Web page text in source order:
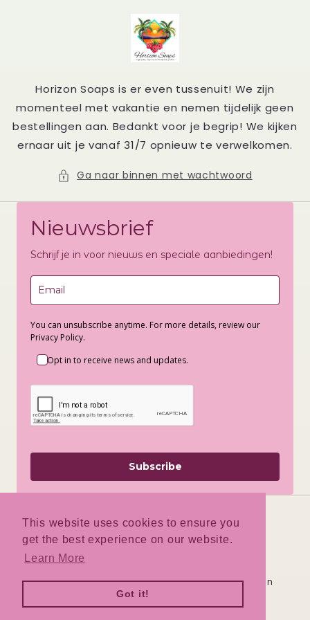
This website uses cookies to ensure you
get the best experience on our website.
Learn More
Got it!
Horizon Soaps is er even tussenuit! We zijn
momenteel met vakantie en nemen tijdelijk geen
bestellingen aan. Bedankt voor je begrip! We kijken
ernaar uit je vanaf 31/7 opnieuw te verwelkomen.
Ga naar binnen met wachtwoord
Nieuwsbrief
Schrijf je in voor nieuws en speciale aanbiedingen!
You can unsubscribe anytime. For more details, review our
Privacy Policy.
Opt in to receive news and updates.
Subscribe
FacebookInstagram
TikTok
Deze winkel wordt door
aangedreven
Ben je de winkeleigenaar?Log hier in